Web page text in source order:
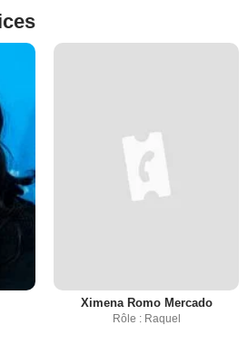
Ximena Romo Mercado
Rôle : Raquel